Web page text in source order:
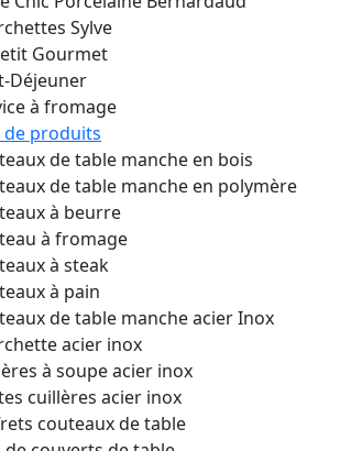
Sylve
Gourmet
Déjeuner
à fromage
de produits
de table manche en bois
de table manche en polymère
à beurre
à fromage
à steak
à pain
de table manche acier Inox
acier inox
à soupe acier inox
cuillères acier inox
couteaux de table